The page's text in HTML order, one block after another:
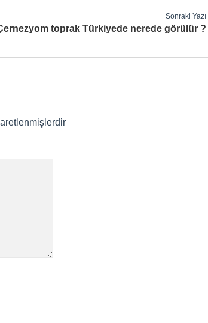
Sonraki Yazı
toprak Türkiyede nerede görülür ?